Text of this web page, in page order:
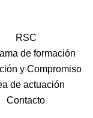
RSC
de formación
y Compromiso
de actuación
Contacto